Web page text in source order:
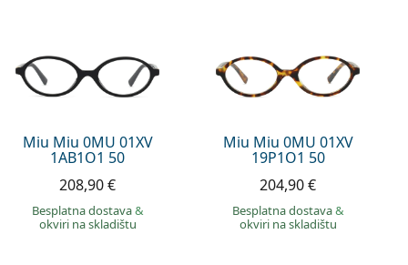
Miu Miu 0MU 01XV
1AB1O1 50
208,90 €
Besplatna dostava&
okviri na skladištu
Miu Miu 0MU 01XV
19P1O1 50
204,90 €
Besplatna dostava&
okviri na skladištu